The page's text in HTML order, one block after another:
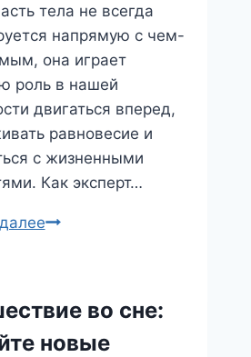
тела не всегда
напрямую с чем-
она играет
роль в нашей
двигаться вперед,
равновесие и
с жизненными
Как эксперт…
Колено
устойчивость
и
во сне:
новые